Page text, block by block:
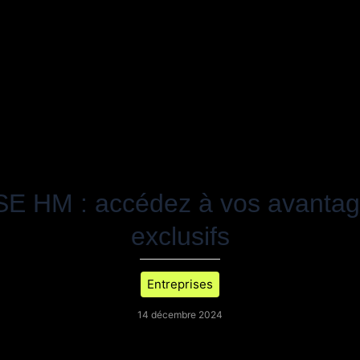
HM : accédez à vos
exclusifs
Entreprises
14 décembre 2024